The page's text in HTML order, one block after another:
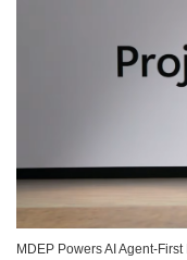
MDEP Powers AI